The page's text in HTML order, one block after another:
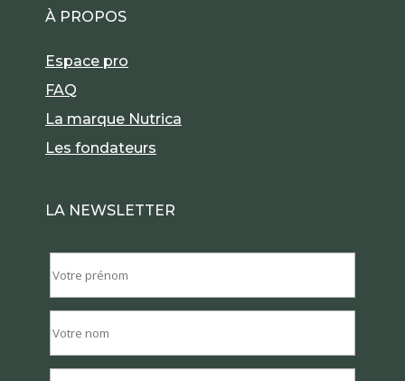
51 avis
À PROPOS
Espace pro
FAQ
La marque Nutrica
Les fondateurs
LA NEWSLETTER